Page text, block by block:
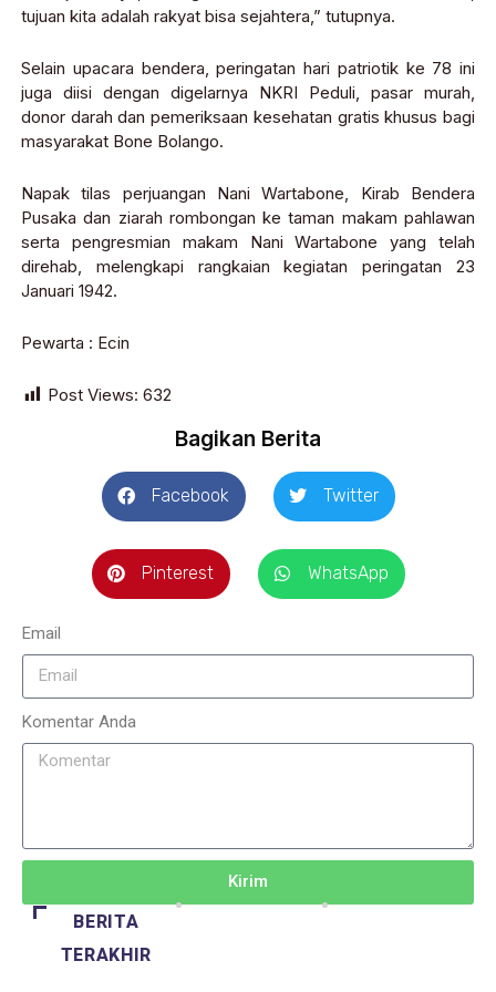
tujuan kita adalah rakyat bisa sejahtera,” tutupnya.
Selain upacara bendera, peringatan hari patriotik ke 78 ini
juga diisi dengan digelarnya NKRI Peduli, pasar murah,
donor darah dan pemeriksaan kesehatan gratis khusus bagi
masyarakat Bone Bolango.
Napak tilas perjuangan Nani Wartabone, Kirab Bendera
Pusaka dan ziarah rombongan ke taman makam pahlawan
serta pengresmian makam Nani Wartabone yang telah
direhab, melengkapi rangkaian kegiatan peringatan 23
Januari 1942.
Pewarta : Ecin
Post Views: 632
Bagikan Berita
Facebook Twitter
Pinterest WhatsApp
Email
Komentar Anda
Kirim
BERITA
TERAKHIR